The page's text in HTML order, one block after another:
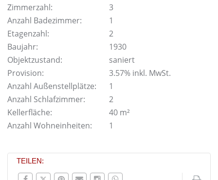
Zimmerzahl:
3
Anzahl Badezimmer:
1
Etagenzahl:
2
Baujahr:
1930
Objektzustand:
saniert
Provision:
3.57% inkl. MwSt.
Anzahl Außenstellplätze:
1
Anzahl Schlafzimmer:
2
Kellerfläche:
40 m²
Anzahl Wohneinheiten:
1
TEILEN: